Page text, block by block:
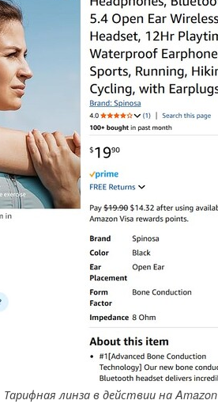
Тарифная линза в действии на Amazon